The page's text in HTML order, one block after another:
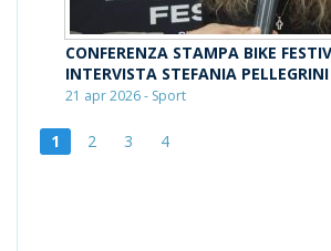
CONFERENZA STAMPA BIKE
INTERVISTA STEFANIA PELLEGRINI
21 apr 2026 - Sport
1 2 3 4